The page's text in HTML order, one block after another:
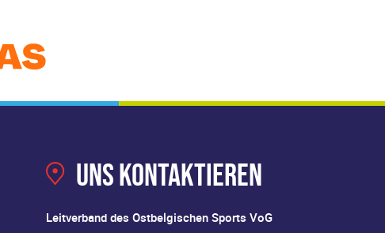
Uns kontaktieren
Leitverband des Ostbelgischen Sports VoG